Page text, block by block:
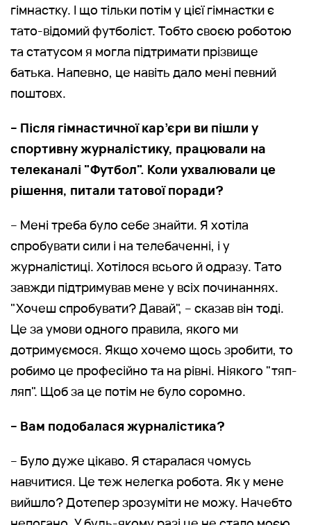
гімнастку. І що тільки потім у цієї гімнастки є
тато-відомий футболіст. Тобто своєю роботою
та статусом я могла підтримати прізвище
батька. Напевно, це навіть дало мені певний
поштовх.
– Після гімнастичної кар’єри ви пішли у
спортивну журналістику, працювали на
телеканалі "Футбол". Коли ухвалювали це
рішення, питали татової поради?
– Мені треба було себе знайти. Я хотіла
спробувати сили і на телебаченні, і у
журналістиці. Хотілося всього й одразу. Тато
завжди підтримував мене у всіх починаннях.
"Хочеш спробувати? Давай", – сказав він тоді.
Це за умови одного правила, якого ми
дотримуємося. Якщо хочемо щось зробити, то
робимо це професійно та на рівні. Ніякого "тяп-
ляп". Щоб за це потім не було соромно.
– Вам подобалася журналістика?
– Було дуже цікаво. Я старалася чомусь
навчитися. Це теж нелегка робота. Як у мене
вийшло? Дотепер зрозуміти не можу. Начебто